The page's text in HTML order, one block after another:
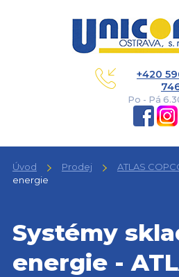
+420
Po - Pá
Úvod Prodej ATLAS
energie
Systémy
energie -